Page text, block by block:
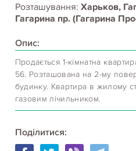
Розташування: Харьков,
Гагарина пр. (Гагарина
Опис:
Продається 1-кімнатна
56. Розташована на 2-му
будинку. Квартира в жилому
газовим лічильником.
Поділитися: